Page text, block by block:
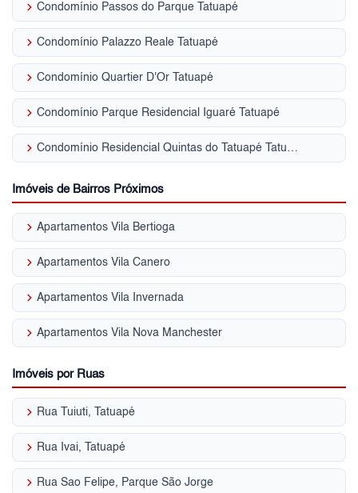
keyboard_arrow_right Condomínio Passos do Parque Tatuapé
keyboard_arrow_right Condomínio Palazzo Reale Tatuapé
keyboard_arrow_right Condomínio Quartier D'Or Tatuapé
keyboard_arrow_right Condomínio Parque Residencial Iguaré Tatuapé
keyboard_arrow_right Condomínio Residencial Quintas do Tatuapé Tatuapé
Imóveis de Bairros Próximos
keyboard_arrow_right Apartamentos Vila Bertioga
keyboard_arrow_right Apartamentos Vila Canero
keyboard_arrow_right Apartamentos Vila Invernada
keyboard_arrow_right Apartamentos Vila Nova Manchester
Imóveis por Ruas
keyboard_arrow_right Rua Tuiuti, Tatuapé
keyboard_arrow_right Rua Ivai, Tatuapé
keyboard_arrow_right Rua Sao Felipe, Parque São Jorge